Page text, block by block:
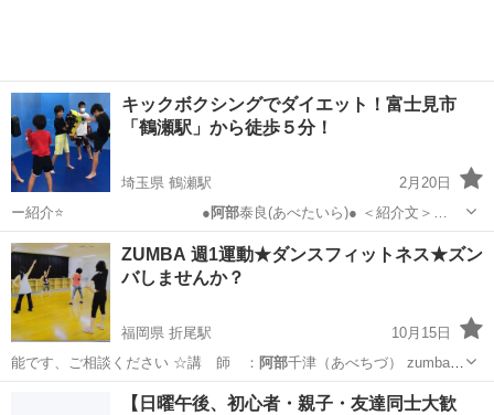
キックボクシングでダイエット！富士見市
「鶴瀬駅」から徒歩５分！
埼玉県 鶴瀬駅
2月20日
ー紹介⭐️ ● 阿部 泰良(あべたいら)● ＜紹介文＞…
埼玉 富士見市 鶴瀬駅 空手/他格闘技
ZUMBA 週1運動★ダンスフィットネス★ズン
バしませんか？
福岡県 折尾駅
10月15日
能です、ご相談ください ☆講 師 ： 阿部千津（あべちづ） zumba-
abeの…
北九州市 折尾駅 ズンバ ZUMBA
【日曜午後、初心者・親子・友達同士大歓